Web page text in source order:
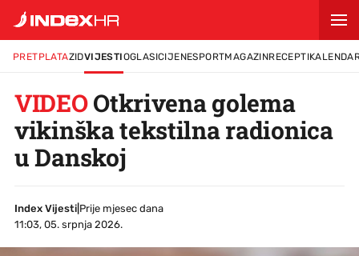
PRETPLATAZIDVIJESTIOGLASICIJENESPORTMAGAZINRECEPTI
VIDEOOtkrivena golema
vikinška tekstilna radionica
u Danskoj
Index Vijesti
Prije mjesec dana
11:03, 05. srpnja 2026.